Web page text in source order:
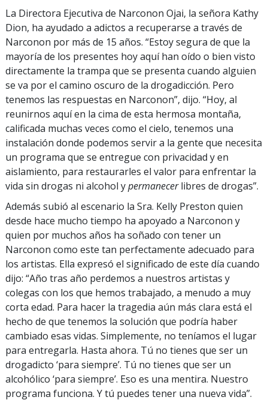
La Directora Ejecutiva de Narconon Ojai, la señora Kathy
Dion, ha ayudado a adictos a recuperarse a través de
Narconon por más de 15 años. “Estoy segura de que la
mayoría de los presentes hoy aquí han oído o bien visto
directamente la trampa que se presenta cuando alguien
se va por el camino oscuro de la drogadicción. Pero
tenemos las respuestas en Narconon”, dijo. “Hoy, al
reunirnos aquí en la cima de esta hermosa montaña,
calificada muchas veces como el cielo, tenemos una
instalación donde podemos servir a la gente que necesita
un programa que se entregue con privacidad y en
aislamiento, para restaurarles el valor para enfrentar la
vida sin drogas ni alcohol ypermanecerlibres de drogas”.
Además subió al escenario la Sra. Kelly Preston quien
desde hace mucho tiempo ha apoyado a Narconon y
quien por muchos años ha soñado con tener un
Narconon como este tan perfectamente adecuado para
los artistas. Ella expresó el significado de este día cuando
dijo: “Año tras año perdemos a nuestros artistas y
colegas con los que hemos trabajado, a menudo a muy
corta edad. Para hacer la tragedia aún más clara está el
hecho de que tenemos la solución que podría haber
cambiado esas vidas. Simplemente, no teníamos el lugar
para entregarla. Hasta ahora. Tú no tienes que ser un
drogadicto ‘para siempre’. Tú no tienes que ser un
alcohólico ‘para siempre’. Eso es una mentira. Nuestro
programa funciona. Y tú puedes tener una nueva vida”.